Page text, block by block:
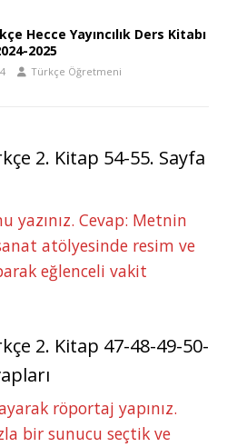
Hecce Yayıncılık Ders Kitabı
2025
Türkçe Öğretmeni
2. Kitap 54-55. Sayfa
yazınız. Cevap: Metnin
atölyesinde resim ve
eğlenceli vakit
2. Kitap 47-48-49-50-
röportaj yapınız.
bir sunucu seçtik ve